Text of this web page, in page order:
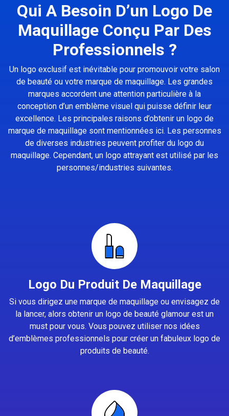
Qui A Besoin D’un Logo De
Maquillage Conçu Par Des
Professionnels ?
Un logo exclusif est inévitable pour promouvoir votre salon
de beauté ou votre marque de maquillage. Les grandes
marques accordent une attention particulière à la
conception d’un emblème visuel qui puisse définir leur
excellence. Les principales raisons d’obtenir un logo de
marque de maquillage sont mentionnées ici. Les personnes
de diverses industries peuvent profiter du logo du
maquillage. Cependant, un logo attrayant est utilisé par les
personnes/industries suivantes.
Logo Du Produit De Maquillage
Si vous dirigez une marque de maquillage ou envisagez de
la lancer, alors obtenir un logo de beauté glamour est un
must pour vous. Vous pouvez utiliser nos idées
d’emblèmes professionnels pour créer un fabuleux logo de
produits de beauté.